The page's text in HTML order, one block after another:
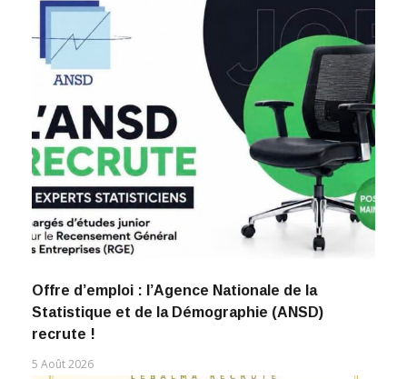
Offre d’emploi : l’Agence Nationale de la
Statistique et de la Démographie (ANSD)
recrute !
5 Août 2026